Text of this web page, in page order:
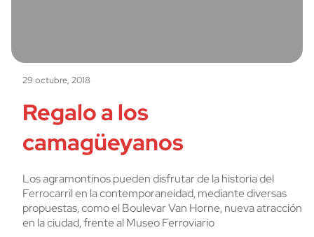
29 octubre, 2018
Regalo a los
camagüeyanos
Los agramontinos pueden disfrutar de la historia del
Ferrocarril en la contemporaneidad, mediante diversas
propuestas, como el Boulevar Van Horne, nueva atracción
en la ciudad, frente al Museo Ferroviario